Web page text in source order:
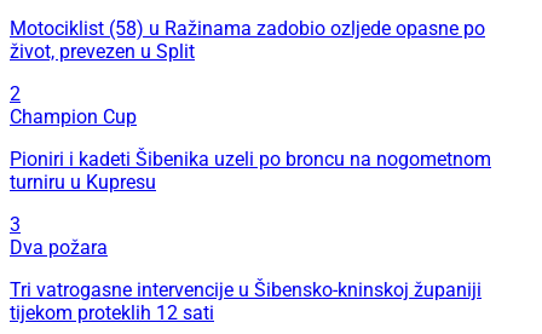
Motociklist (58) u Ražinama zadobio ozljede opasne po
život, prevezen u Split
2
Champion Cup
Pioniri i kadeti Šibenika uzeli po broncu na nogometnom
turniru u Kupresu
3
Dva požara
Tri vatrogasne intervencije u Šibensko-kninskoj županiji
tijekom proteklih 12 sati